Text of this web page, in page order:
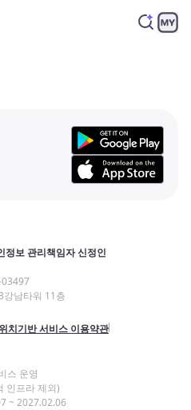
정보 관리책임자 신정인
03497
강남타워 11층
치기반 서비스 이용약관
스 운영
인프라 제외)
~ 2027.02.06